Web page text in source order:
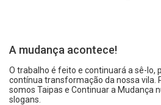
A mudança acontece!
O trabalho é feito e continuará a sê-lo,
contínua transformação da nossa vila.
somos Taipas e Continuar a Mudança
slogans.